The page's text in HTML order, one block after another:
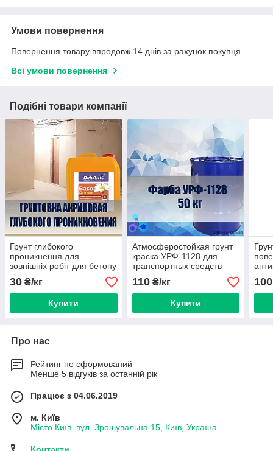
Умови повернення
Повернення товару впродовж 14 днів за рахунок покупця
Всі умови повернення
Подібні товари компанії
Грунт глибокого
проникнення для
зовнішніх робіт для бетону
30 ₴/кг
Купити
Атмосферостойкая грунт
краска УРФ-1128 для
транспортных средств
110₴/кг
Купити
100
Про нас
Рейтинг не сформований
Менше 5 відгуків за останній рік
Працює з 04.06.2019
м. Київ
Місто Київ. вул. Зрошувальна 15, Київ, Україна